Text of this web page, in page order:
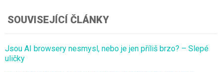
SOUVISEJÍCÍ ČLÁNKY
Jsou AI browsery nesmysl, nebo je jen příliš brzo? – Slepé
uličky